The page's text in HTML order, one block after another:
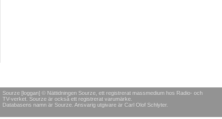
Sourze [loggan] © Nättidningen Sourze, ett registrerat massmedium hos Radio- och
TV-verket. Sourze är också ett registrerat varumärke.
Databasens namn är Sourze. Ansvarig utgivare är Carl Olof Schlyter.